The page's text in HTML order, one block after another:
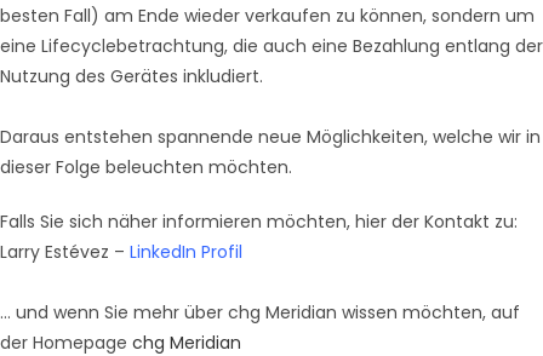
besten Fall) am Ende wieder verkaufen zu können, sondern um
eine Lifecyclebetrachtung, die auch eine Bezahlung entlang der
Nutzung des Gerätes inkludiert.
Daraus entstehen spannende neue Möglichkeiten, welche wir in
dieser Folge beleuchten möchten.
Falls Sie sich näher informieren möchten, hier der Kontakt zu:
Larry Estévez – LinkedIn Profil
… und wenn Sie mehr über chg Meridian wissen möchten, auf
der Homepage chg Meridian